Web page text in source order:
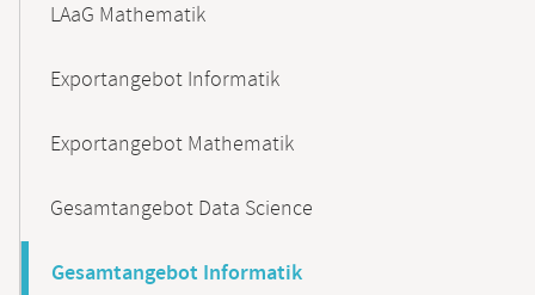
LAaG Mathematik
Exportangebot Informatik
Exportangebot Mathematik
Gesamtangebot Data Science
Gesamtangebot Informatik